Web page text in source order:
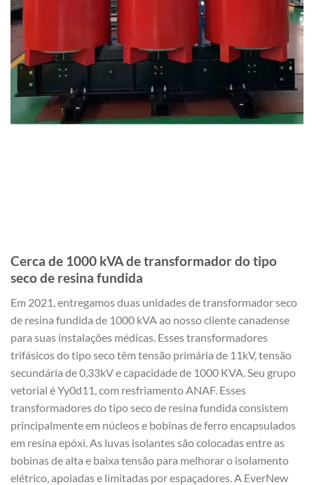
Cerca de 1000 kVA de transformador do tipo
seco de resina fundida
Em 2021, entregamos duas unidades de transformador seco
de resina fundida de 1000 kVA ao nosso cliente canadense
para suas instalações médicas. Esses transformadores
trifásicos do tipo seco têm tensão primária de 11kV, tensão
secundária de 0,33kV e capacidade de 1000 KVA. Seu grupo
vetorial é Yy0d11, com resfriamento ANAF. Esses
transformadores do tipo seco de resina fundida consistem
principalmente em núcleos e bobinas de ferro encapsulados
em resina epóxi. As luvas isolantes são colocadas entre as
bobinas de alta e baixa tensão para melhorar o isolamento
elétrico, apoiadas e limitadas por espaçadores. A EverNew